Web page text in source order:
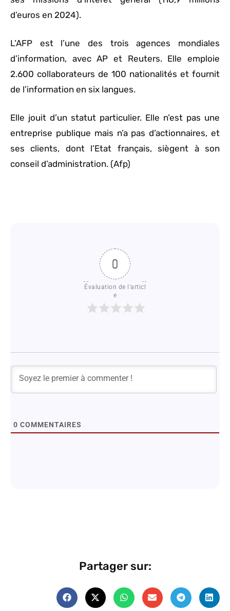
d’euros en 2024).
L’AFP est l’une des trois agences mondiales
d’information, avec AP et Reuters. Elle emploie
2.600 collaborateurs de 100 nationalités et fournit
de l’information en six langues.
Elle jouit d’un statut particulier. Elle n’est pas une
entreprise publique mais n’a pas d’actionnaires, et
ses clients, dont l’Etat français, siègent à son
conseil d’administration. (Afp)
0
Évaluation de l'articl
e
0 COMMENTAIRES
Partager sur: